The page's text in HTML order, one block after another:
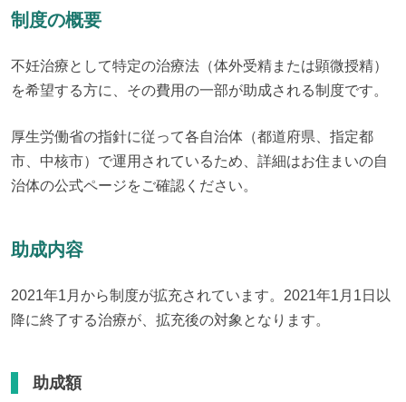
制度の概要
不妊治療として特定の治療法（体外受精または顕微授精）
を希望する方に、その費用の一部が助成される制度です。
厚生労働省の指針に従って各自治体（都道府県、指定都
市、中核市）で運用されているため、詳細はお住まいの自
治体の公式ページをご確認ください。
助成内容
2021年1月から制度が拡充されています。2021年1月1日以
降に終了する治療が、拡充後の対象となります。
助成額